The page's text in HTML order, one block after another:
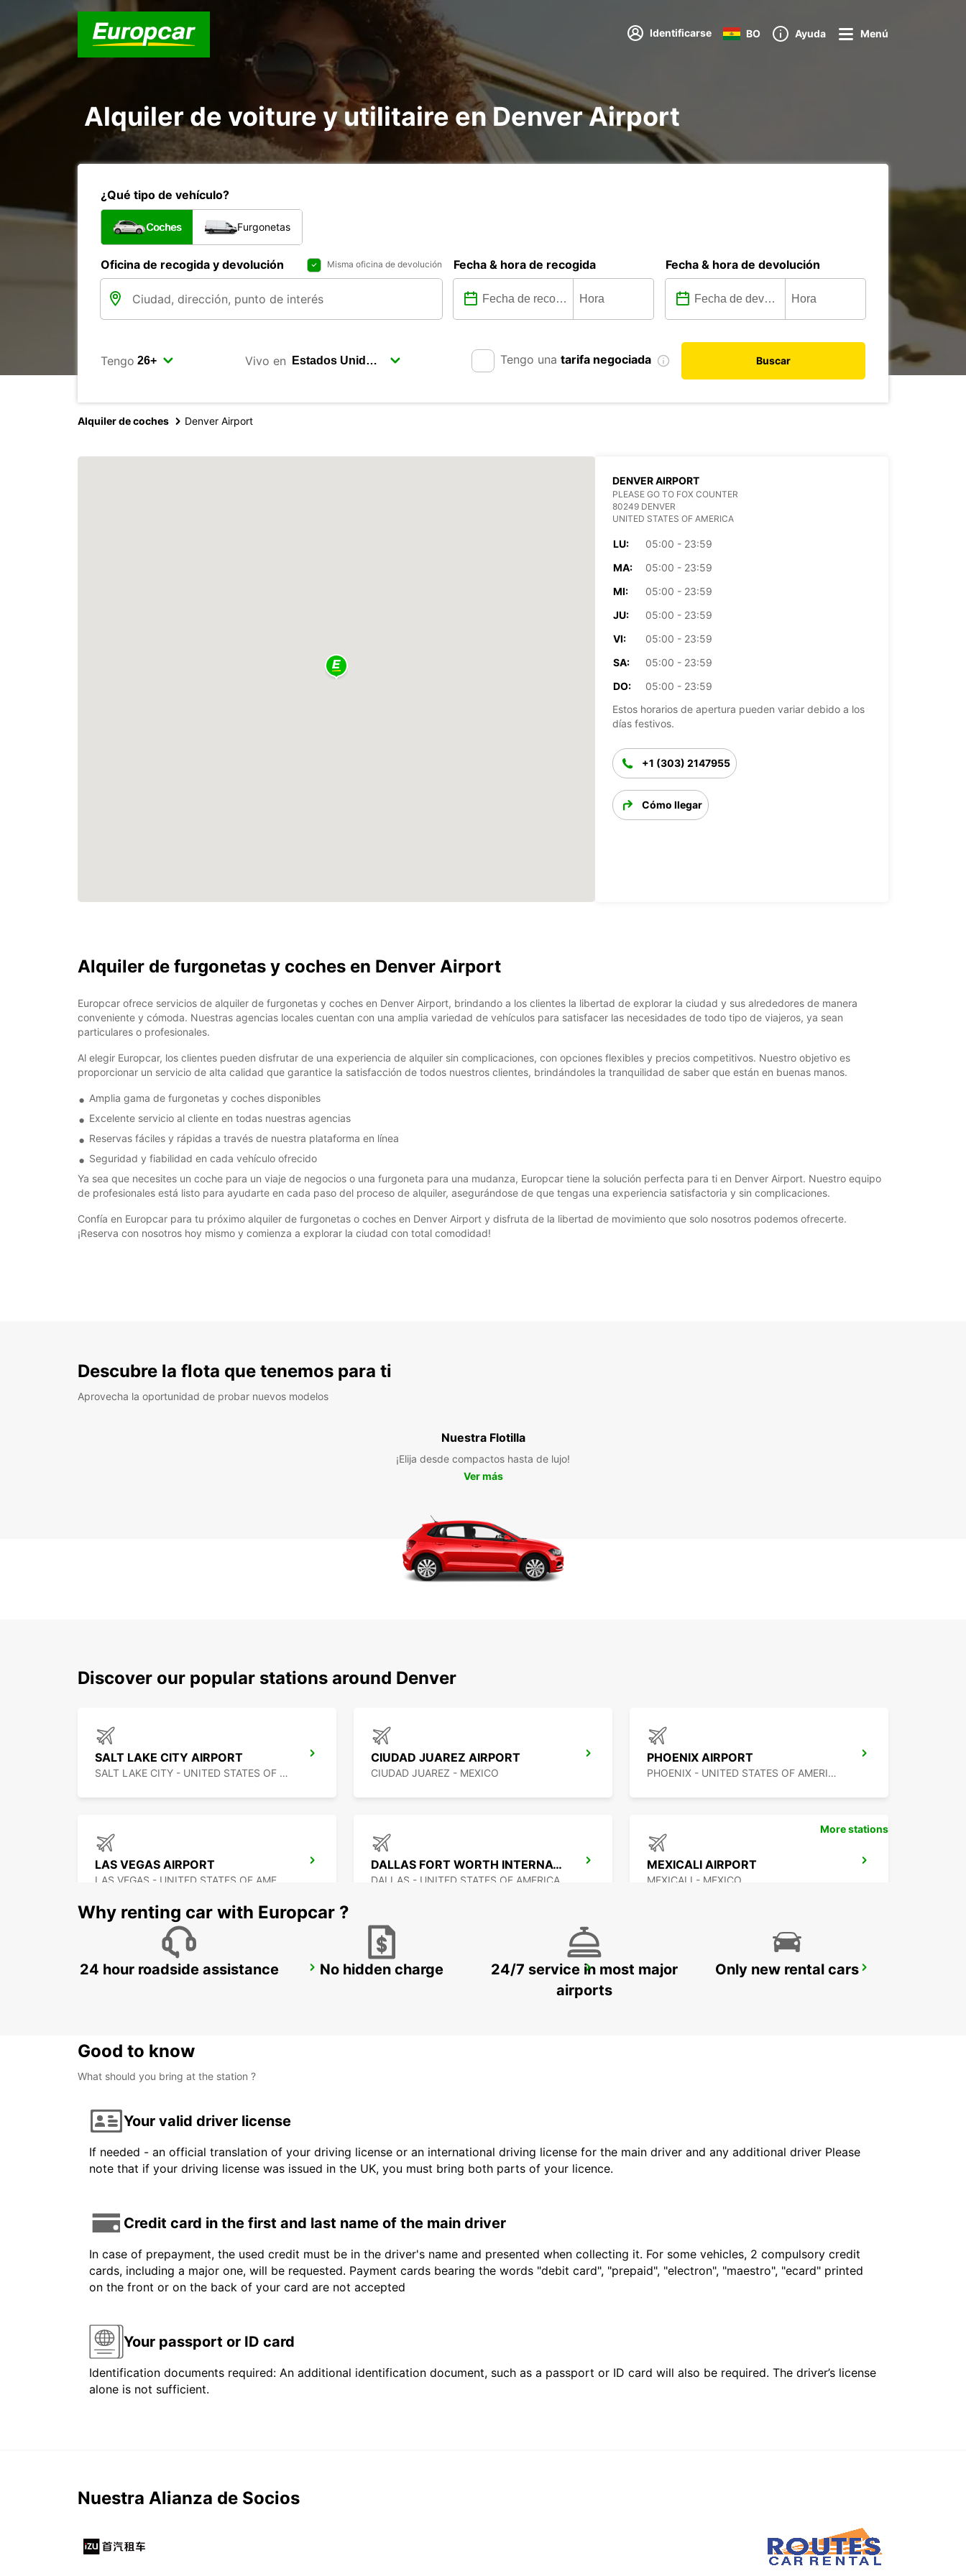
Identificarse BO Ayuda Menú
Alquiler de voiture y utilitaire en Denver Airport
¿Qué tipo de vehículo?
Coches Furgonetas
Oficina de recogida y devolución Misma oficina de devolución Fecha & hora de recogida Fecha & hora de devolución
Tengo Vivo en Tengo una tarifa negociada Buscar
Alquiler de coches Denver Airport
DENVER AIRPORT
PLEASE GO TO FOX COUNTER
80249 DENVER
UNITED STATES OF AMERICA
LU:
05:00 - 23:59
MA:
05:00 - 23:59
MI:
05:00 - 23:59
JU:
05:00 - 23:59
VI:
05:00 - 23:59
SA:
05:00 - 23:59
DO:
05:00 - 23:59
Estos horarios de apertura pueden variar debido a los
días festivos.
+1 (303) 2147955
Cómo llegar
Alquiler de furgonetas y coches en Denver Airport
Europcar ofrece servicios de alquiler de furgonetas y coches en Denver Airport, brindando a los clientes la libertad de explorar la ciudad y sus alrededores de manera
conveniente y cómoda. Nuestras agencias locales cuentan con una amplia variedad de vehículos para satisfacer las necesidades de todo tipo de viajeros, ya sean
particulares o profesionales.
Al elegir Europcar, los clientes pueden disfrutar de una experiencia de alquiler sin complicaciones, con opciones flexibles y precios competitivos. Nuestro objetivo es
proporcionar un servicio de alta calidad que garantice la satisfacción de todos nuestros clientes, brindándoles la tranquilidad de saber que están en buenas manos.
Amplia gama de furgonetas y coches disponibles
Excelente servicio al cliente en todas nuestras agencias
Reservas fáciles y rápidas a través de nuestra plataforma en línea
Seguridad y fiabilidad en cada vehículo ofrecido
Ya sea que necesites un coche para un viaje de negocios o una furgoneta para una mudanza, Europcar tiene la solución perfecta para ti en Denver Airport. Nuestro equipo
de profesionales está listo para ayudarte en cada paso del proceso de alquiler, asegurándose de que tengas una experiencia satisfactoria y sin complicaciones.
Confía en Europcar para tu próximo alquiler de furgonetas o coches en Denver Airport y disfruta de la libertad de movimiento que solo nosotros podemos ofrecerte.
¡Reserva con nosotros hoy mismo y comienza a explorar la ciudad con total comodidad!
Descubre la flota que tenemos para ti
Aprovecha la oportunidad de probar nuevos modelos
Nuestra Flotilla
¡Elija desde compactos hasta de lujo!
Ver más
Discover our popular stations around Denver
SALT LAKE CITY AIRPORT
SALT LAKE CITY - UNITED STATES OF AMERICA
CIUDAD JUAREZ AIRPORT
CIUDAD JUAREZ - MEXICO
PHOENIX AIRPORT
PHOENIX - UNITED STATES OF AMERICA
LAS VEGAS AIRPORT DALLAS FORT WORTH INTERNATIONAL AIRPORT
DALLAS - UNITED STATES OF AMERICA
MEXICALI AIRPORT
MEXICALI - MEXICO
CHIHUAHUA AIRPORT AUSTIN AIRPORT
AUSTIN - UNITED STATES OF AMERICA
MEXICALI DOWNTOWN
More stations
Why renting car with Europcar ?
24 hour roadside assistance No hidden charge
24/7 service in most major
airports
Only new rental cars
Good to know
What should you bring at the station ?
Your valid driver license
If needed - an official translation of your driving license or an international driving license for the main driver and any additional driver Please
note that if your driving license was issued in the UK, you must bring both parts of your licence.
Credit card in the first and last name of the main driver
In case of prepayment, the used credit must be in the driver's name and presented when collecting it. For some vehicles, 2 compulsory credit
cards, including a major one, will be requested. Payment cards bearing the words "debit card", "prepaid", "electron", "maestro", "ecard" printed
on the front or on the back of your card are not accepted
Your passport or ID card
Identification documents required: An additional identification document, such as a passport or ID card will also be required. The driver’s license
alone is not sufficient.
Nuestra Alianza de Socios